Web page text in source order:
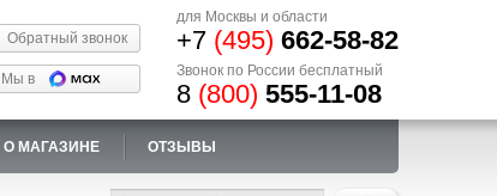
Обратный звонок
Мы в
для Москвы и области
+7 (495) 662-58-82
Звонок по России бесплатный
8 (800) 555-11-08
О МАГАЗИНЕ ОТЗЫВЫ